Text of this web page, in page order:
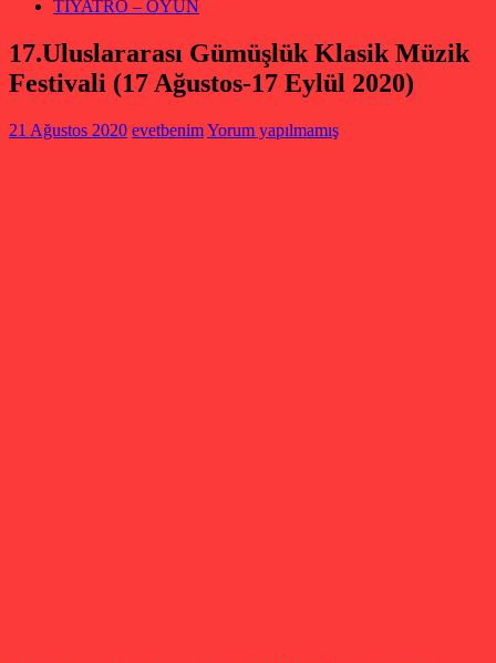
TİYATRO – OYUN
17.Uluslararası Gümüşlük Klasik Müzik
Festivali (17 Ağustos-17 Eylül 2020)
21 Ağustos 2020 evetbenimYorum yapılmamış